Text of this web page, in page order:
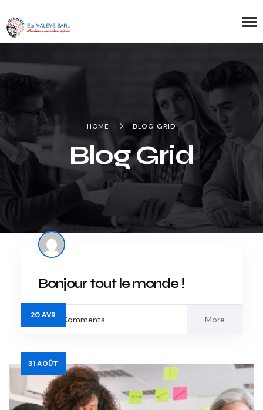
HOME BLOG GRID
Blog Grid
20AVR
Bonjour tout le monde !
No Comments More
31AOÛT